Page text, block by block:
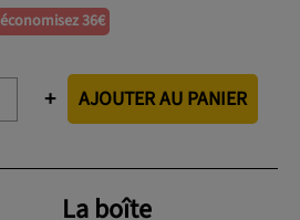
économisez 36€
+ AJOUTER AU PANIER
La boîte